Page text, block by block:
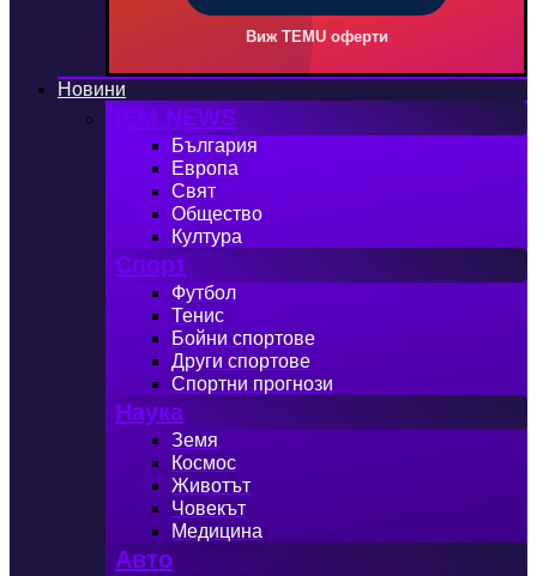
Виж TEMU оферти
Новини
iEM NEWS
България
Европа
Свят
Общество
Култура
Спорт
Футбол
Тенис
Бойни спортове
Други спортове
Спортни прогнози
Наука
Земя
Космос
Животът
Човекът
Медицина
Авто